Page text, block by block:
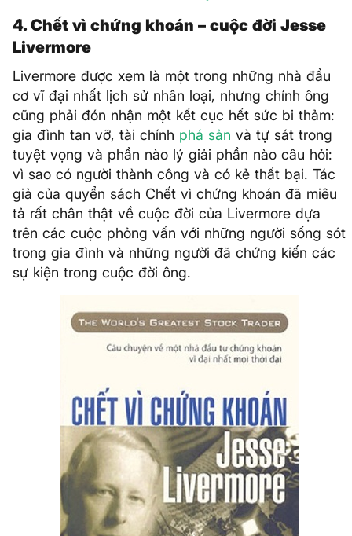
4. Chết vì chứng khoán – cuộc đời Jesse
Livermore
Livermore được xem là một trong những nhà đầu
cơ vĩ đại nhất lịch sử nhân loại, nhưng chính ông
cũng phải đón nhận một kết cục hết sức bi thảm:
gia đình tan vỡ, tài chính phá sản và tự sát trong
tuyệt vọng và phần nào lý giải phần nào câu hỏi:
vì sao có người thành công và có kẻ thất bại. Tác
giả của quyển sách Chết vì chứng khoán đã miêu
tả rất chân thật về cuộc đời của Livermore dựa
trên các cuộc phỏng vấn với những người sống sót
trong gia đình và những người đã chứng kiến các
sự kiện trong cuộc đời ông.